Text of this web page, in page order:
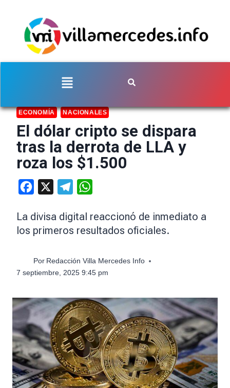
ECONOMÍA NACIONALES
El dólar cripto se dispara
tras la derrota de LLA y
roza los $1.500
Facebook Telegram
La divisa digital reaccionó de inmediato a
los primeros resultados oficiales.
Por Redacción Villa Mercedes Info
7 septiembre, 2025 9:45 pm